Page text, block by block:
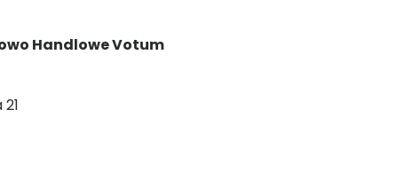
Handlowe Votum